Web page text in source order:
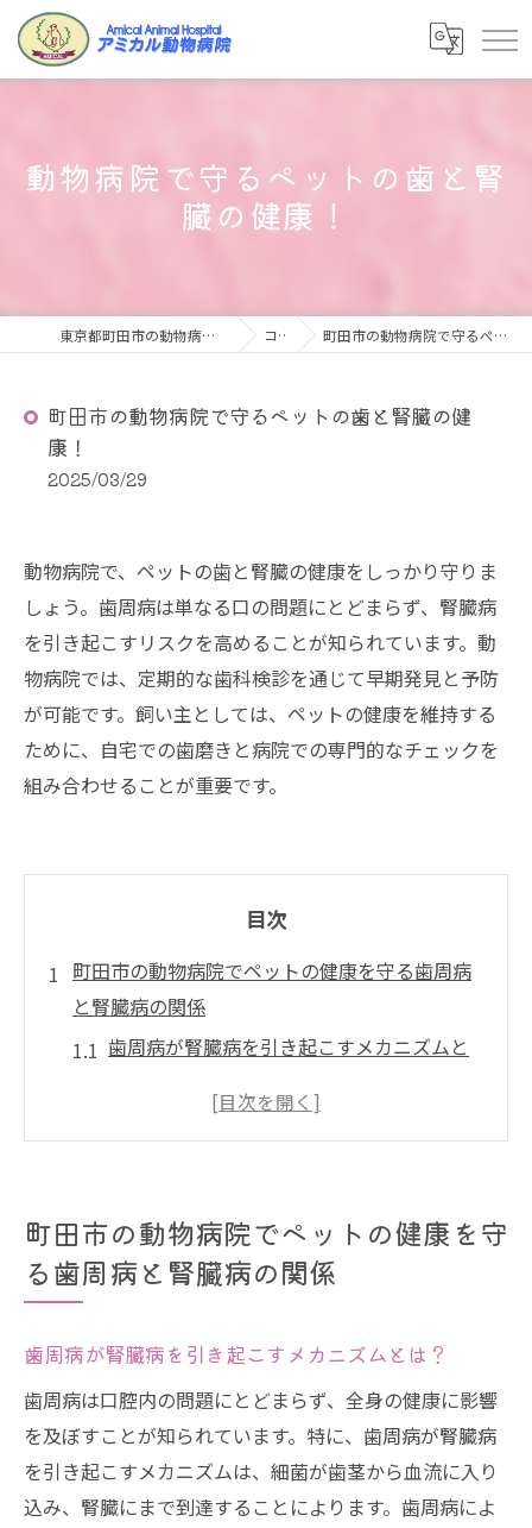
動物病院で守るペットの歯と腎
臓の健康！
東京都町田市の動物病院ならアミカル動物病院 コラム 町田市の動物病院で守るペットの歯と腎臓の健康！
町田市の動物病院で守るペットの歯と腎臓の健
康！
2025/03/29
動物病院で、ペットの歯と腎臓の健康をしっかり守りま
しょう。歯周病は単なる口の問題にとどまらず、腎臓病
を引き起こすリスクを高めることが知られています。動
物病院では、定期的な歯科検診を通じて早期発見と予防
が可能です。飼い主としては、ペットの健康を維持する
ために、自宅での歯磨きと病院での専門的なチェックを
組み合わせることが重要です。
目次
町田市の動物病院でペットの健康を守る歯周病
と腎臓病の関係
歯周病が腎臓病を引き起こすメカニズムと
町田市の動物病院での歯科検診が重要な理
歯周病の早期発見が腎臓病予防につながる
理由
ット
飼い主が知っておくべき歯周病と腎臓病の
基礎知識
動物病院での定期検診がペットの歯周病を防ぐ
鍵
町田市の動物病院でペットの健康を守
る歯周病と腎臓病の関係
歯周病が腎臓病を引き起こすメカニズムとは？
歯周病は口腔内の問題にとどまらず、全身の健康に影響
を及ぼすことが知られています。特に、歯周病が腎臓病
を引き起こすメカニズムは、細菌が歯茎から血流に入り
込み、腎臓にまで到達することによります。歯周病によ